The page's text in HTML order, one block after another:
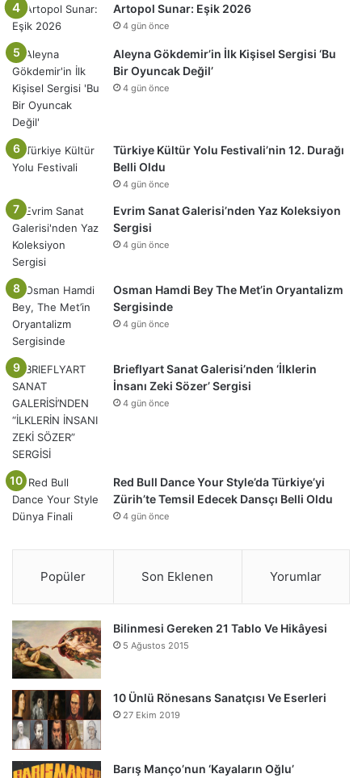
Artopol Sunar: Eşik 2026
4 gün önce
Aleyna Gökdemir’in İlk Kişisel Sergisi ‘Bu
Bir Oyuncak Değil’
4 gün önce
Türkiye Kültür Yolu Festivali’nin 12. Durağı
Belli Oldu
4 gün önce
Evrim Sanat Galerisi’nden Yaz Koleksiyon
Sergisi
4 gün önce
Osman Hamdi Bey The Met’in Oryantalizm
Sergisinde
4 gün önce
Brieflyart Sanat Galerisi’nden ‘İlklerin
İnsanı Zeki Sözer’ Sergisi
4 gün önce
Red Bull Dance Your Style’da Türkiye’yi
Zürih’te Temsil Edecek Dansçı Belli Oldu
4 gün önce
Popüler Son Eklenen Yorumlar
Bilinmesi Gereken 21 Tablo Ve Hikâyesi
5 Ağustos 2015
10 Ünlü Rönesans Sanatçısı Ve Eserleri
27 Ekim 2019
Barış Manço’nun ‘Kayaların Oğlu’